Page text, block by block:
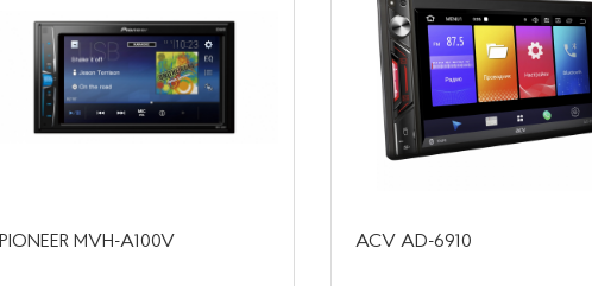
PIONEER MVH-A100V ACV AD-6910